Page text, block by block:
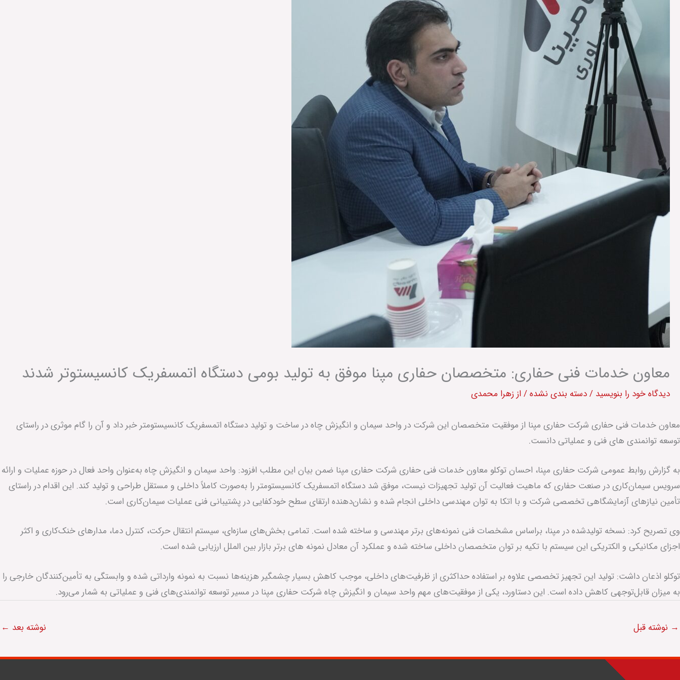
معاون خدمات فنی حفاری: متخصصان حفاری مپنا موفق به تولید بومی دستگاه اتمسفریک کانسیستوتر شدند
دیدگاه‌ خود را بنویسید /دسته بندی نشده/ از زهرا محمدی
معاون خدمات فنی حفاری شرکت حفاری مپنا از موفقیت متخصصان این شرکت در واحد سیمان و انگیزش چاه در ساخت و تولید دستگاه اتمسفریک کانسیستومتر خبر داد و آن را گام موثری در راستای
توسعه توانمندی های فنی و عملیاتی دانست.
به گزارش روابط عمومی شرکت حفاری مپنا، احسان توکلو معاون خدمات فنی حفاری شرکت حفاری مپنا ضمن بیان این مطلب افزود: واحد سیمان و انگیزش چاه به‌عنوان واحد فعال در حوزه عملیات و ارائه
سرویس سیمان‌کاری در صنعت حفاری که ماهیت فعالیت آن تولید تجهیزات نیست، موفق شد دستگاه اتمسفریک کانسیستومتر را به‌صورت کاملاً داخلی و مستقل طراحی و تولید کند. این اقدام در راستای
تأمین نیازهای آزمایشگاهی تخصصی شرکت و با اتکا به توان مهندسی داخلی انجام شده و نشان‌دهنده ارتقای سطح خودکفایی در پشتیبانی فنی عملیات سیمان‌کاری است.
وی تصریح کرد: نسخه تولیدشده در مپنا، براساس مشخصات فنی نمونه‌های برتر مهندسی و ساخته شده است. تمامی بخش‌های سازه‌ای، سیستم انتقال حرکت، کنترل دما، مدارهای خنک‌کاری و اکثر
اجزای مکانیکی و الکتریکی این سیستم با تکیه بر توان متخصصان داخلی ساخته شده و عملکرد آن معادل نمونه های برتر بازار بین الملل ارزیابی شده است.
توکلو اذعان داشت: تولید این تجهیز تخصصی علاوه بر استفاده حداکثری از ظرفیت‌های داخلی، موجب کاهش بسیار چشمگیر هزینه‌ها نسبت به نمونه وارداتی شده و وابستگی به تأمین‌کنندگان خارجی را
به میزان قابل‌توجهی کاهش داده است. این دستاورد، یکی از موفقیت‌های مهم واحد سیمان و انگیزش چاه شرکت حفاری مپنا در مسیر توسعه توانمندی‌های فنی و عملیاتی به شمار می‌رود.
→ نوشته قبل نوشته بعد ←